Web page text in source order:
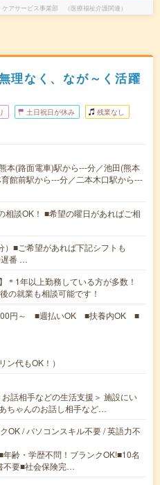
アサービス事業部 （医療福祉介護関連）
なく、なが～く活躍
土日祝日が休み 残業なし
本(路面電車)駅から---分／池田(熊本
館前駅から---分／二本木口駅から---
相談OK！ ■希望の曜日があればご相
■ご希望があれば下記シフトも
遅番 …
＊1年以上勤務している方が多数！
の就業も相談可能です！
円～ ■週払いOK ■扶養内OK ■
ン代もOK！）
話相手などの生活支援＞ 施設にい
ちゃんのお話し相手など…
OK / パソコンスキル不要 / 英語力不
齢・学歴不問！ブランクOK!■10名
不要■社会保険完…